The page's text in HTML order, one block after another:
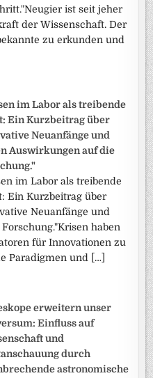
ist seit jeher
der Wissenschaft. Der
zu erkunden und
im Labor als treibende
Ein Kurzbeitrag über
Neuanfänge und
Auswirkungen auf die
im Labor als treibende
Ein Kurzbeitrag über
Neuanfänge und
haben
für Innovationen zu
Paradigmen und […]
erweitern unser
Einfluss auf
und
durch
astronomische